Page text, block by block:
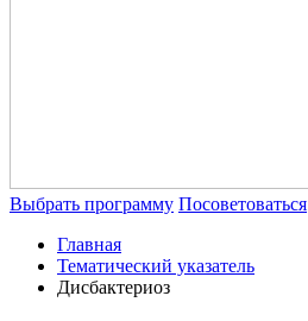
Выбрать программу Посоветоваться
Главная
Тематический указатель
Дисбактериоз